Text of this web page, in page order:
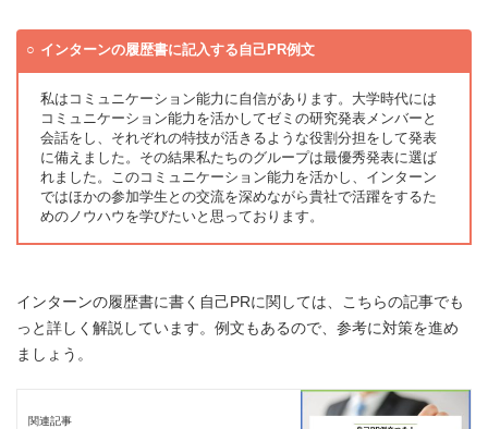
インターンの履歴書に記入する自己PR例文
私はコミュニケーション能力に自信があります。大学時代には
コミュニケーション能力を活かしてゼミの研究発表メンバーと
会話をし、それぞれの特技が活きるような役割分担をして発表
に備えました。その結果私たちのグループは最優秀発表に選ば
れました。このコミュニケーション能力を活かし、インターン
ではほかの参加学生との交流を深めながら貴社で活躍をするた
めのノウハウを学びたいと思っております。
インターンの履歴書に書く自己PRに関しては、こちらの記事でも
っと詳しく解説しています。例文もあるので、参考に対策を進め
ましょう。
関連記事